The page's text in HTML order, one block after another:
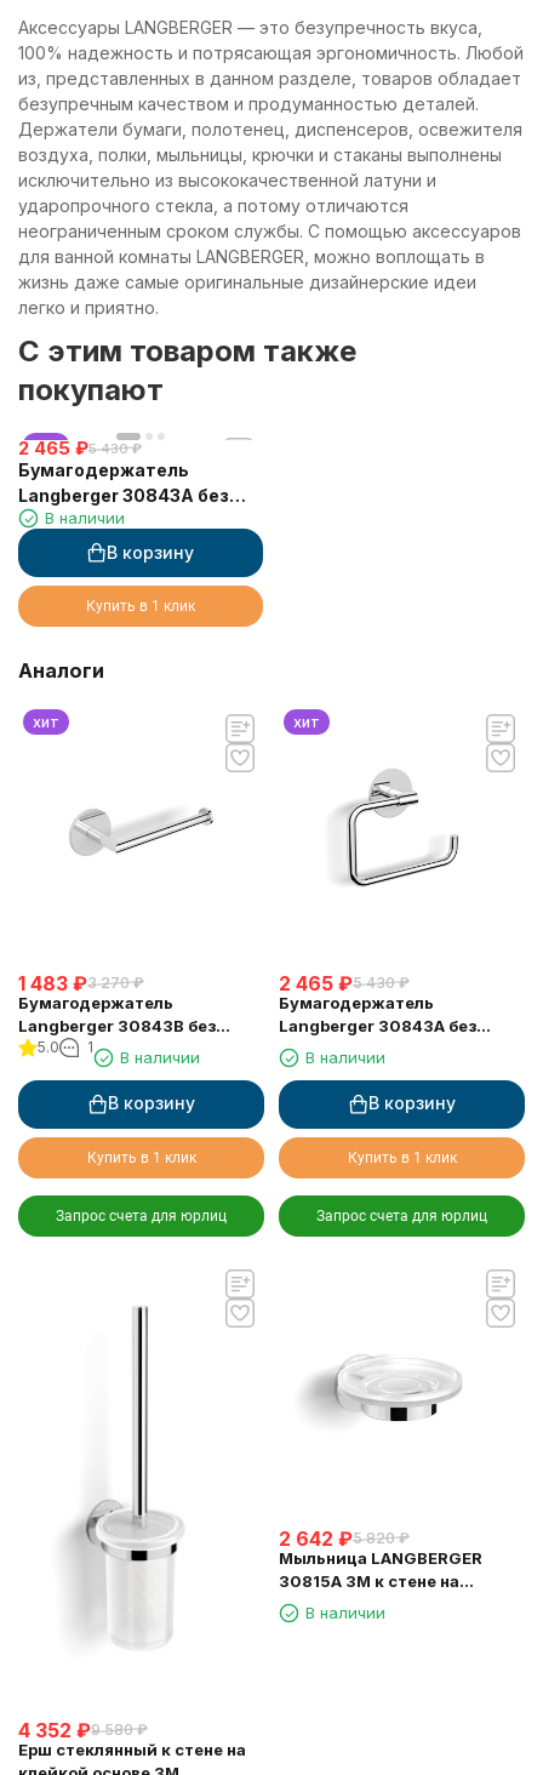
Аксессуары LANGBERGER — это безупречность вкуса,
100% надежность и потрясающая эргономичность. Любой
из, представленных в данном разделе, товаров обладает
безупречным качеством и продуманностью деталей.
Держатели бумаги, полотенец, диспенсеров, освежителя
воздуха, полки, мыльницы, крючки и стаканы выполнены
исключительно из высококачественной латуни и
ударопрочного стекла, а потому отличаются
неограниченным сроком службы. С помощью аксессуаров
для ванной комнаты LANGBERGER, можно воплощать в
жизнь даже самые оригинальные дизайнерские идеи
легко и приятно.
C этим товаром также
покупают
хит
2 465 ₽5 430 ₽
Бумагодержатель
Langberger 30843A без
крышки на клейкой основе
3М
В наличии
В корзину
Купить в 1 клик
Аналоги
хит
1 483 ₽3 270 ₽
Бумагодержатель
Langberger 30843B без
крышки на клейкой основе
5.0 1
В наличии
В корзину
Купить в 1 клик
Запрос счета для юрлиц
хит
2 465 ₽5 430 ₽
Бумагодержатель
Langberger 30843A без
крышки на клейкой основе
3М
В наличии
В корзину
Купить в 1 клик
Запрос счета для юрлиц
4 352 ₽9 580 ₽
Ерш стеклянный к стене на
2 642 ₽5 820 ₽
Мыльница LANGBERGER
30815A 3М к стене на
клейкой основе стекло
В наличии